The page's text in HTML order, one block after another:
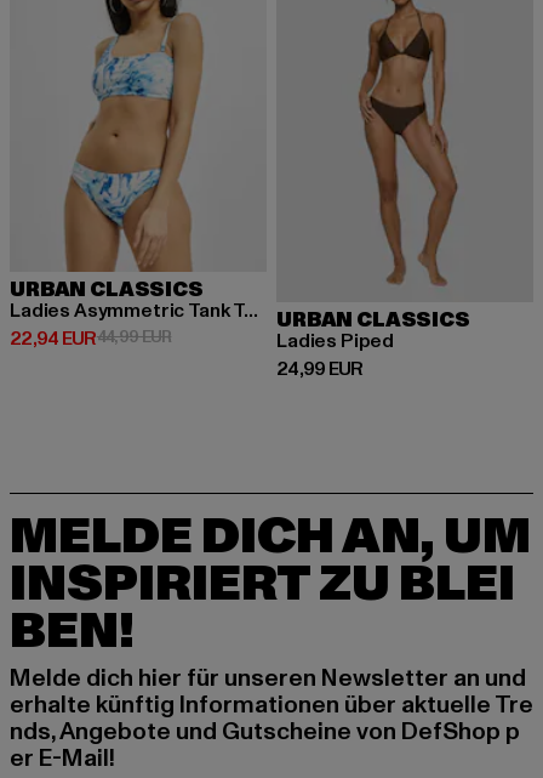
URBAN CLASSICS
Ladies Asymmetric Tank Top
22,94 EUR
Derzeitiger Preis: 22,94 EUR
44,99 EURAktionspreis: 44,99 EUR
URBAN CLASSICS
Ladies Piped
24,99 EUR
Derzeitiger Preis: 24,99 EUR
MELDE DICH AN, UM
INSPIRIERT ZU BLEI
BEN!
Melde dich hier für unseren Newsletter an und
erhalte künftig Informationen über aktuelle Tre
nds, Angebote und Gutscheine von DefShop p
er E-Mail!